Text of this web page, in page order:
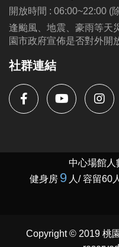
開放時間 : 06:00~22:00 (
逢颱風、地震、豪雨等天
園市政府宣佈是否對外開
社群連結
Copyright © 2019 桃